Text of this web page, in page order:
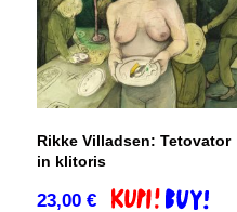
Rikke Villadsen: Tetovator
in klitoris
23,00 € Dodaj v košarico